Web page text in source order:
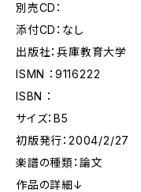
別売CD：
添付CD：なし
出版社：兵庫教育大学
ISMN ：9116222
ISBN ：
サイズ：B5
初版発行：2004/2/27
楽譜の種類：論文
作品の詳細↓